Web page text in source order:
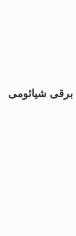
شیائومی